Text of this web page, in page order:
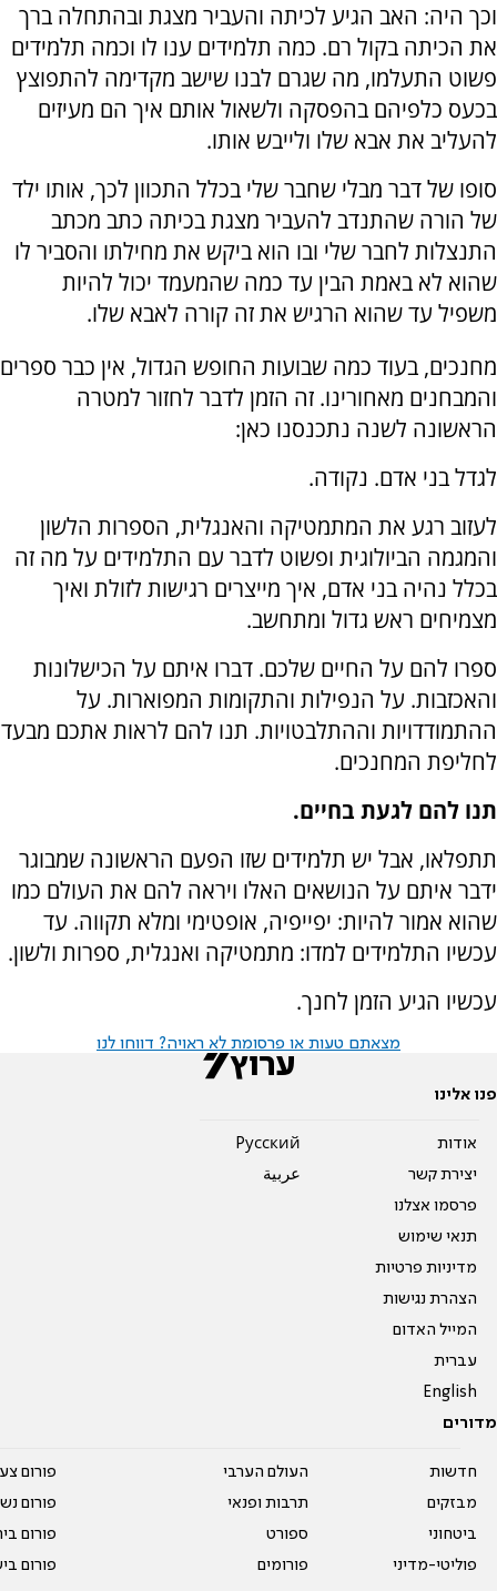
וכך היה: האב הגיע לכיתה והעביר מצגת ובהתחלה ברך
את הכיתה בקול רם. כמה תלמידים ענו לו וכמה תלמידים
פשוט התעלמו, מה שגרם לבנו שישב מקדימה להתפוצץ
בכעס כלפיהם בהפסקה ולשאול אותם איך הם מעיזים
להעליב את אבא שלו ולייבש אותו.
סופו של דבר מבלי שחבר שלי בכלל התכוון לכך, אותו ילד
של הורה שהתנדב להעביר מצגת בכיתה כתב מכתב
התנצלות לחבר שלי ובו הוא ביקש את מחילתו והסביר לו
שהוא לא באמת הבין עד כמה שהמעמד יכול להיות
משפיל עד שהוא הרגיש את זה קורה לאבא שלו.
מחנכים, בעוד כמה שבועות החופש הגדול, אין כבר ספרים
והמבחנים מאחורינו. זה הזמן לדבר לחזור למטרה
הראשונה לשנה נתכנסנו כאן:
לגדל בני אדם. נקודה.
לעזוב רגע את המתמטיקה והאנגלית, הספרות הלשון
והמגמה הביולוגית ופשוט לדבר עם התלמידים על מה זה
בכלל נהיה בני אדם, איך מייצרים רגישות לזולת ואיך
מצמיחים ראש גדול ומתחשב.
ספרו להם על החיים שלכם. דברו איתם על הכישלונות
והאכזבות. על הנפילות והתקומות המפוארות. על
ההתמודדויות וההתלבטויות. תנו להם לראות אתכם מבעד
לחליפת המחנכים.
תנו להם לגעת בחיים.
תתפלאו, אבל יש תלמידים שזו הפעם הראשונה שמבוגר
ידבר איתם על הנושאים האלו ויראה להם את העולם כמו
שהוא אמור להיות: יפייפיה, אופטימי ומלא תקווה. עד
עכשיו התלמידים למדו: מתמטיקה ואנגלית, ספרות ולשון.
עכשיו הגיע הזמן לחנך.
מצאתם טעות או פרסומת לא ראויה? דווחו לנו
פנו אלינו
אודות
יצירת קשר
פרסמו אצלנו
תנאי שימוש
מדיניות פרטיות
הצהרת נגישות
המייל האדום
עברית
English
Pусский
عربية
מדורים
חדשות
מבזקים
ביטחוני
פוליטי-מדיני
העולם הערבי
תרבות ופנאי
ספורט
פורומים
פורום
פורום
פורום
פורום